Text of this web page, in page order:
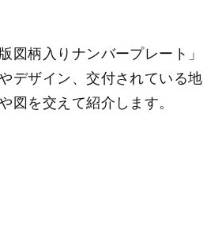
図柄入りナンバープレート」
デザイン、交付されている地
図を交えて紹介します。